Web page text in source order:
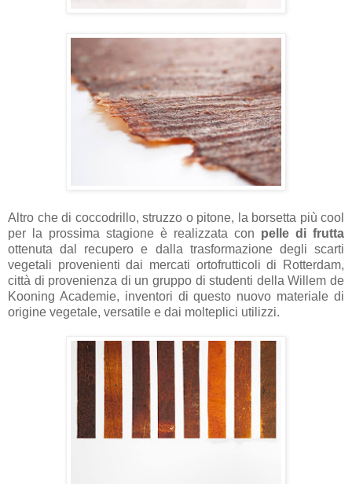
Altro che di coccodrillo, struzzo o pitone, la borsetta più cool
per la prossima stagione è realizzata con pelle di frutta
ottenuta dal recupero e dalla trasformazione degli scarti
vegetali provenienti dai mercati ortofrutticoli di Rotterdam,
città di provenienza di un gruppo di studenti della Willem de
Kooning Academie, inventori di questo nuovo materiale di
origine vegetale, versatile e dai molteplici utilizzi.